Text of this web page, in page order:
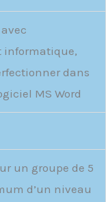
informatique,
dans
MS Word
un groupe de 5
d’un niveau